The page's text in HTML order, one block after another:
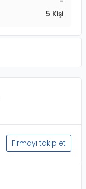
5 Kişi
Firmayı takip et